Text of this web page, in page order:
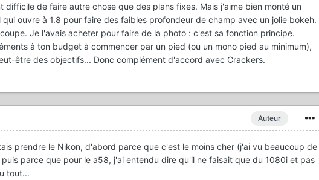
de faire autre chose que des plans fixes. Mais j'aime bien monté un
ouvre à 1.8 pour faire des faibles profondeur de champ avec un jolie bokeh.
Je l'avais acheter pour faire de la photo : c'est sa fonction principe.
à ton budget à commencer par un pied (ou un mono pied au minimum),
être des objectifs... Donc complément d'accord avec Crackers.
Auteur
prendre le Nikon, d'abord parce que c'est le moins cher (j'ai vu beaucoup de
parce que pour le a58, j'ai entendu dire qu'il ne faisait que du 1080i et pas
tout...